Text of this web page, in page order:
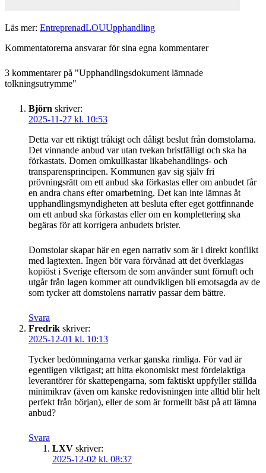
Läs mer: EntreprenadLOUUpphandling
Kommentatorerna ansvarar för sina egna kommentarer
3 kommentarer på "Upphandlingsdokument lämnade
tolkningsutrymme"
Björn skriver:
2025-11-27 kl. 10:53
Detta var ett riktigt tråkigt och dåligt beslut från domstolarna.
Det vinnande anbud var utan tvekan bristfälligt och ska ha
förkastats. Domen omkullkastar likabehandlings- och
transparensprincipen. Kommunen gav sig själv fri
prövningsrätt om ett anbud ska förkastas eller om anbudet får
en andra chans efter omarbetning. Det kan inte lämnas åt
upphandlingsmyndigheten att besluta efter eget gottfinnande
om ett anbud ska förkastas eller om en komplettering ska
begäras för att korrigera anbudets brister.
Domstolar skapar här en egen narrativ som är i direkt konflikt
med lagtexten. Ingen bör vara förvånad att det överklagas
kopiöst i Sverige eftersom de som använder sunt förnuft och
utgår från lagen kommer att oundvikligen bli emotsagda av de
som tycker att domstolens narrativ passar dem bättre.
Svara
Fredrik skriver:
2025-12-01 kl. 10:13
Tycker bedömningarna verkar ganska rimliga. För vad är
egentligen viktigast; att hitta ekonomiskt mest fördelaktiga
leverantörer för skattepengarna, som faktiskt uppfyller ställda
minimikrav (även om kanske redovisningen inte alltid blir helt
perfekt från början), eller de som är formellt bäst på att lämna
anbud?
Svara
LXV skriver:
2025-12-02 kl. 08:37